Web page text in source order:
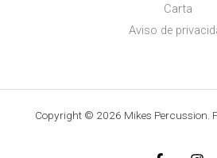
Carta
Aviso de
Copyright © 2026 Mikes Percussion.